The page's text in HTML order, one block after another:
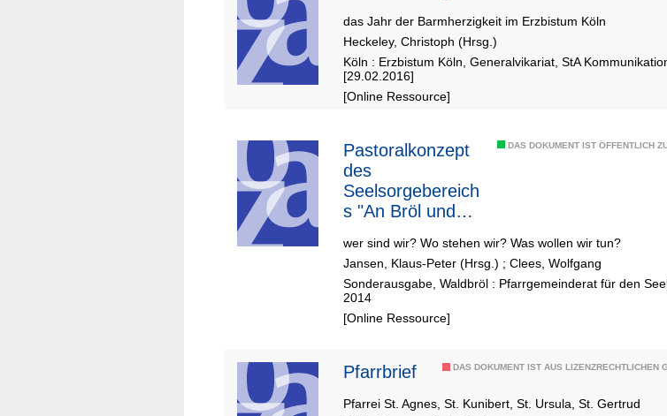
das Jahr der Barmherzigkeit im Erzbistum Köln
Heckeley, Christoph (Hrsg.)
Köln : Erzbistum Köln, Generalvikariat, StA
[29.02.2016]
[Online Ressource]
DAS DOKUMENT IST ÖFFENTLICH
Pastoralkonzept
des
Seelsorgebereich
s "An Bröl und
wer sind wir? Wo stehen wir? Was wollen wir tun?
Jansen, Klaus-Peter (Hrsg.) ; Clees, Wolfgang
Sonderausgabe, Waldbröl : Pfarrgemeinderat für den
2014
[Online Ressource]
DAS DOKUMENT IST AUS LIZENZRECHTLICHEN
Pfarrbrief
Pfarrei St. Agnes, St. Kunibert, St. Ursula, St. Gertrud